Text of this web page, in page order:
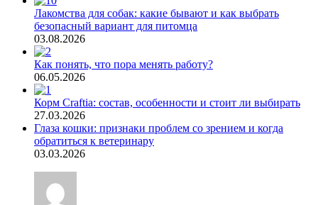
Лакомства для собак: какие бывают и как выбрать
безопасный вариант для питомца
03.08.2026
Как понять, что пора менять работу?
06.05.2026
Корм Craftia: состав, особенности и стоит ли выбирать
27.03.2026
Глаза кошки: признаки проблем со зрением и когда
обратиться к ветеринару
03.03.2026